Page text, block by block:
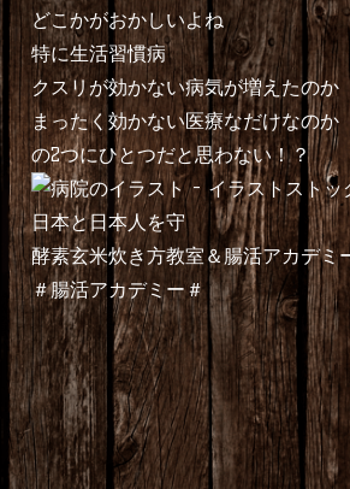
どこかがおかしいよね
特に生活習慣病
クスリが効かない病気が増えたのか
まったく効かない医療なだけなのか
の2つにひとつだと思わない！？
日本と日本人を守
酵素玄米炊き方教室＆腸活アカデミ
＃腸活アカデミー＃